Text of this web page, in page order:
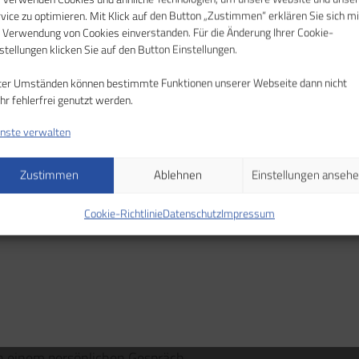
zu optimieren. Mit Klick auf den Button „Zustimmen“ erklären Sie sich
von Cookies einverstanden. Für die Änderung Ihrer Cookie-
klicken Sie auf den Button Einstellungen.
Umständen können bestimmte Funktionen unserer Webseite dann nicht
fehlerfrei genutzt werden.
verwalten
Zustimmen Ablehnen Einstellungen
Cookie-RichtlinieDatenschutzImpressum
Meeting ist ein Ort, an dem Ideen entstehen
– wenn man mal Lust auf einen
eine kurze Flucht verlässt. Erhältlich in zwei
die Tische, Bänke und Hocker durch
Stil. Das Besondere an den
Anfrage stellen Zurück zur